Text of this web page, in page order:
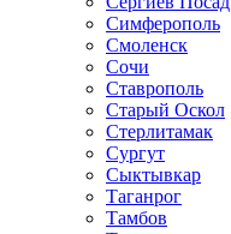
Симферополь
Смоленск
Сочи
Ставрополь
Старый Оскол
Стерлитамак
Сургут
Сыктывкар
Таганрог
Тамбов